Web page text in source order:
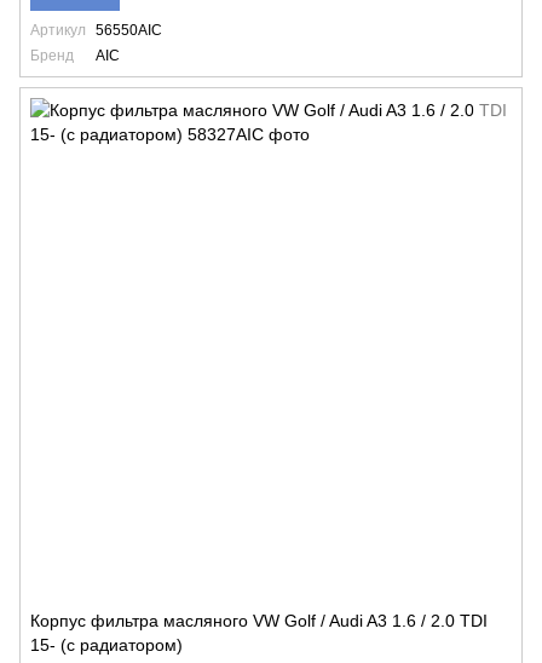
Артикул
56550AIC
Бренд
AIC
Корпус фильтра масляного VW Golf / Audi A3 1.6 / 2.0 TDI
15- (с радиатором)